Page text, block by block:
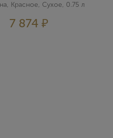
Красное, Сухое, 0.75 л
7 874 ₽